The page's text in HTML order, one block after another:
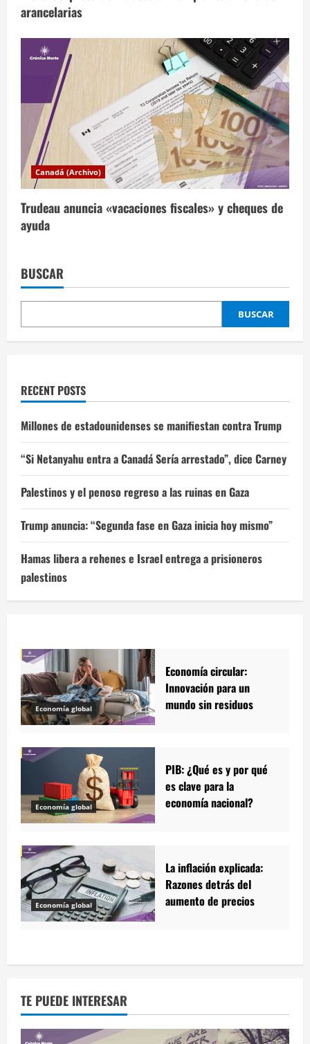
arancelarias
Canadá (Archivo)
Trudeau anuncia «vacaciones fiscales» y cheques de
ayuda
BUSCAR
BUSCAR
RECENT POSTS
Millones de estadounidenses se manifiestan contra Trump
“Si Netanyahu entra a Canadá Sería arrestado”, dice Carney
Palestinos y el penoso regreso a las ruinas en Gaza
Trump anuncia: “Segunda fase en Gaza inicia hoy mismo”
Hamas libera a rehenes e Israel entrega a prisioneros
palestinos
Economía global
Economía circular:
Innovación para un
mundo sin residuos
Economía global
PIB: ¿Qué es y por qué
es clave para la
economía nacional?
Economía global
La inflación explicada:
Razones detrás del
aumento de precios
TE PUEDE INTERESAR